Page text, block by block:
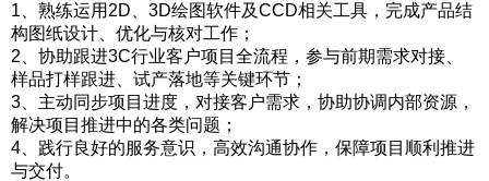
1、熟练运用2D、3D绘图软件及CCD相关工具，完成产品结
构图纸设计、优化与核对工作；
2、协助跟进3C行业客户项目全流程，参与前期需求对接、
样品打样跟进、试产落地等关键环节；
3、主动同步项目进度，对接客户需求，协助协调内部资源，
解决项目推进中的各类问题；
4、践行良好的服务意识，高效沟通协作，保障项目顺利推进
与交付。